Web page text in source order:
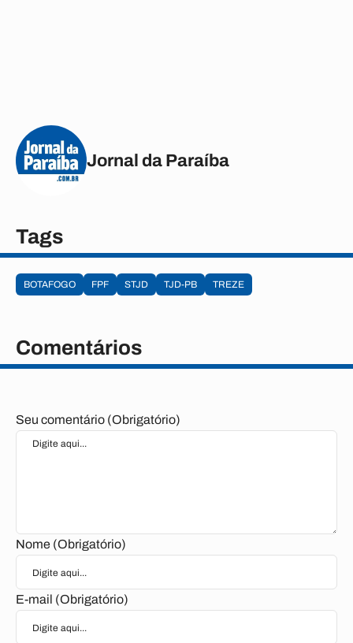
Jornal da Paraíba
Tags
BOTAFOGO FPF STJD TJD-PB TREZE
Comentários
Seu comentário (Obrigatório)
Nome (Obrigatório)
E-mail (Obrigatório)